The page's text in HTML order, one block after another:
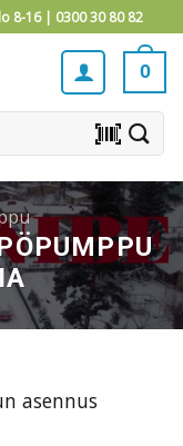
8-16 | 0300 30 80 82
0
barcode_scanner
asennus